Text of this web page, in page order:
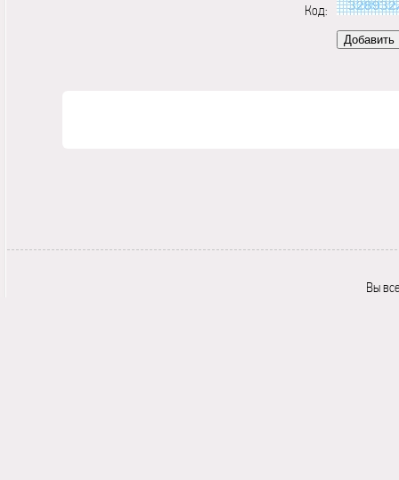
Код:
Вы